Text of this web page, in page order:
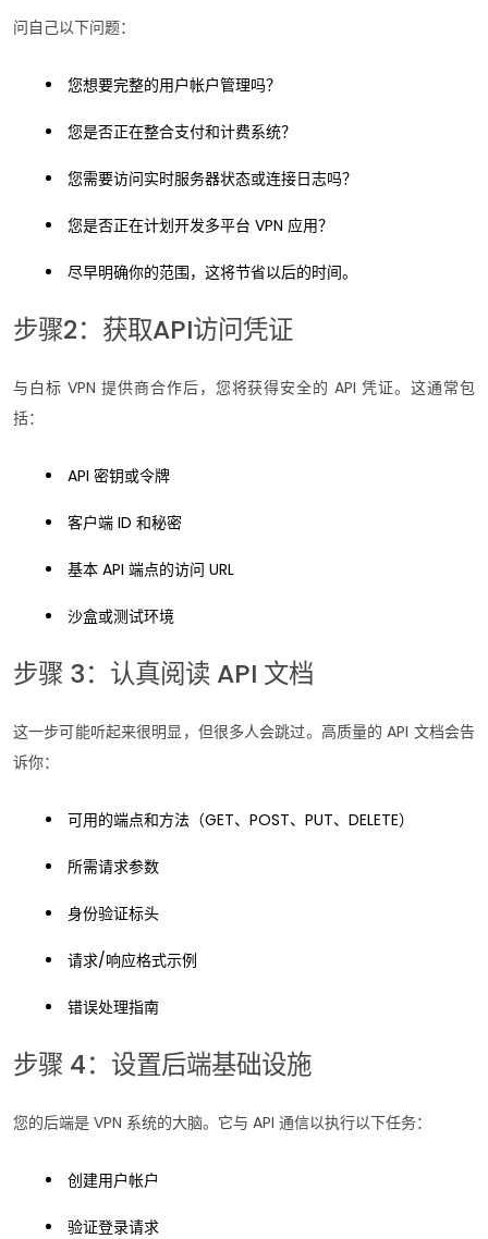
问自己以下问题：
您想要完整的用户帐户管理吗？
您是否正在整合支付和计费系统？
您需要访问实时服务器状态或连接日志吗？
您是否正在计划开发多平台 VPN 应用？
尽早明确你的范围，这将节省以后的时间。
步骤2：获取API访问凭证
与白标 VPN 提供商合作后，您将获得安全的 API 凭证。这通常包
括：
API 密钥或令牌
客户端 ID 和秘密
基本 API 端点的访问 URL
沙盒或测试环境
步骤 3：认真阅读 API 文档
这一步可能听起来很明显，但很多人会跳过。高质量的 API 文档会告
诉你：
可用的端点和方法（GET、POST、PUT、DELETE）
所需请求参数
身份验证标头
请求/响应格式示例
错误处理指南
步骤 4：设置后端基础设施
您的后端是 VPN 系统的大脑。它与 API 通信以执行以下任务：
创建用户帐户
验证登录请求